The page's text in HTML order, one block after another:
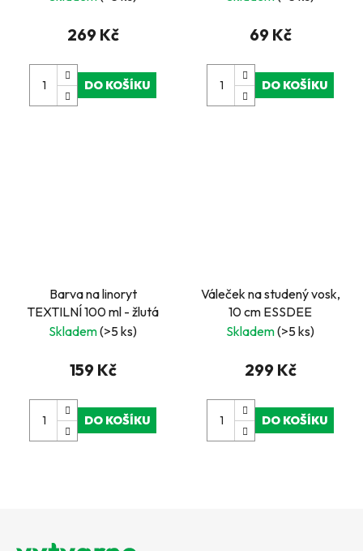
269 Kč
DO KOŠÍKU
69 Kč
DO KOŠÍKU
Barva na linoryt
TEXTILNÍ 100 ml - žlutá
Skladem(>5 ks)
159 Kč
DO KOŠÍKU
Váleček na studený vosk,
10 cm ESSDEE
Skladem(>5 ks)
299 Kč
DO KOŠÍKU